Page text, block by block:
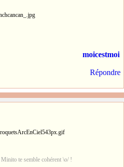
moicestmoi
Répondre
te semble cohérent \o/ !